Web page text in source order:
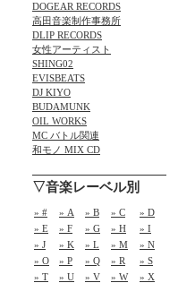
DOGEAR RECORDS
高田音楽制作事務所
DLIP RECORDS
女性アーティスト
SHING02
EVISBEATS
DJ KIYO
BUDAMUNK
OIL WORKS
MC バトル関連
和モノ MIX CD
▽音楽レーベル別
» # » A » B » C
» D
» E
» F » G » H
» I
» J
» K » L » M
» N
» O
» P » Q » R
» S
» T
» U » V » W
» X